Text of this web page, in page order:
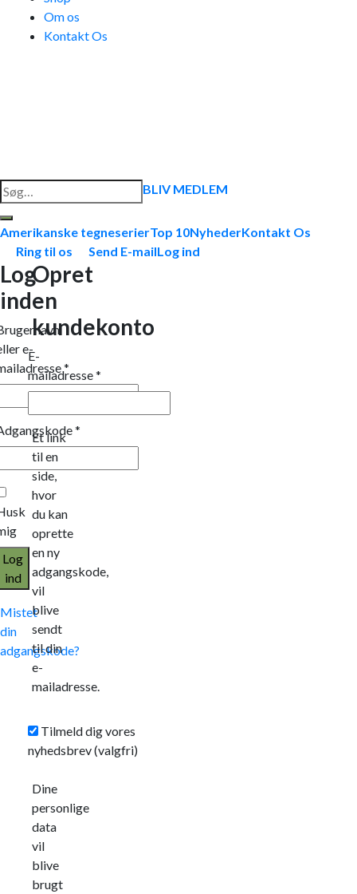
Om os
Kontakt Os
Søg
efter:
BLIV MEDLEM
Amerikanske tegneserierTop 10NyhederKontakt Os
Ring til os
Send E-mailLog ind
Log
ind
e-
*
*
Log
ind
Mistet
din
adgangskode?
Opret
en
kundekonto
E-
mailadresse*
Et link
til en
side,
hvor
du kan
oprette
en ny
adgangskode,
vil
blive
sendt
til din
e-
mailadresse.
Tilmeld dig vores
nyhedsbrev(valgfri)
Dine
personlige
data
vil
blive
brugt